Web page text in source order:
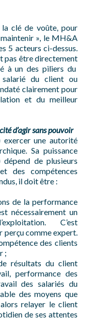
clé de voûte, pour
», le MH&A
5 acteurs ci-dessus.
pas être directement
à un des piliers du
du client ou
clairement pour
et du meilleur
d’agir sans pouvoir
une autorité
Sa puissance
dépend de plusieurs
des compétences
il doit être :
de la performance
nécessairement un
C’est
perçu comme expert.
des clients
;
résultats du client
performance des
des salariés du
des moyens que
relayer le client
de ses attentes